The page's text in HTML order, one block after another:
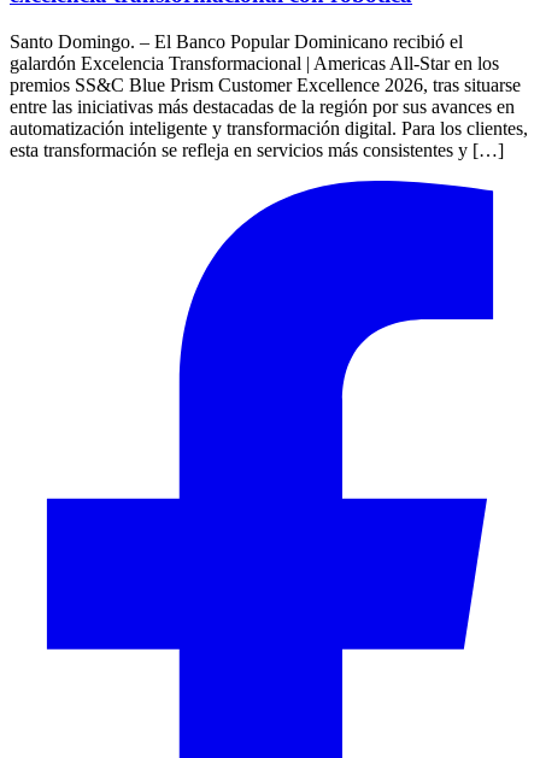
Santo Domingo. – El Banco Popular Dominicano recibió el
galardón Excelencia Transformacional | Americas All-Star en los
premios SS&C Blue Prism Customer Excellence 2026, tras situarse
entre las iniciativas más destacadas de la región por sus avances en
automatización inteligente y transformación digital. Para los clientes,
esta transformación se refleja en servicios más consistentes y […]